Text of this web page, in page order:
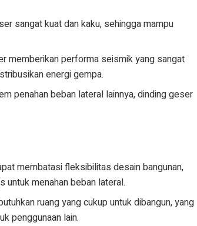
sangat kuat dan kaku, sehingga mampu
memberikan performa seismik yang sangat
energi gempa.
penahan beban lateral lainnya, dinding geser
membatasi fleksibilitas desain bangunan,
untuk menahan beban lateral.
ruang yang cukup untuk dibangun, yang
penggunaan lain.